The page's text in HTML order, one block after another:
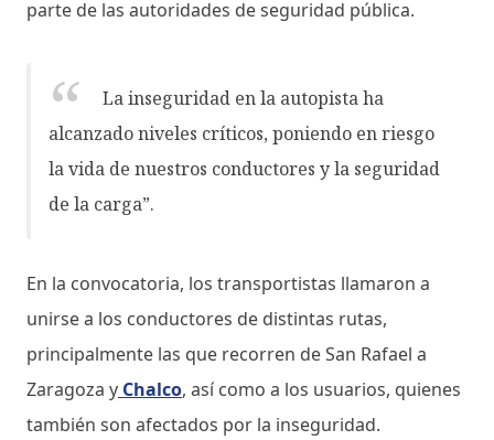
parte de las autoridades de seguridad pública.
La inseguridad en la autopista ha
alcanzado niveles críticos, poniendo en riesgo
la vida de nuestros conductores y la seguridad
de la carga”.
En la convocatoria, los transportistas llamaron a
unirse a los conductores de distintas rutas,
principalmente las que recorren de San Rafael a
Zaragoza y Chalco, así como a los usuarios, quienes
también son afectados por la inseguridad.